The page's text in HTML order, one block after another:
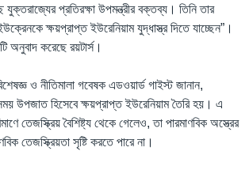
যুক্তরাজ্যের প্রতিরক্ষা উপমন্ত্রীর বক্তব্য। তিনি তার
ক্ষয়প্রাপ্ত ইউরেনিয়াম যুদ্ধাস্ত্র দিতে যাচ্ছেন”।
অনুবাদ করেছে রয়টার্স।
ও নীতিমালা গবেষক এডওয়ার্ড গাইস্ট জানান,
উপজাত হিসেবে ক্ষয়প্রাপ্ত ইউরেনিয়াম তৈরি হয়। এ
তেজস্ক্রিয় বৈশিষ্ট্য থেকে গেলেও, তা পারমাণবিক অস্ত্রের
তেজস্ক্রিয়তা সৃষ্টি করতে পারে না।